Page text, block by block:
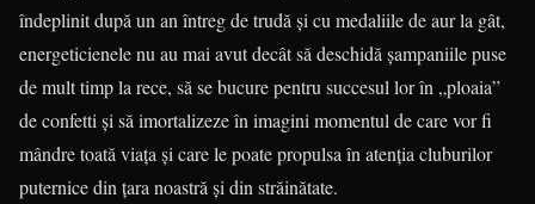
îndeplinit după un an întreg de trudă şi cu medaliile de aur la gât,
energeticienele nu au mai avut decât să deschidă şampaniile puse
de mult timp la rece, să se bucure pentru succesul lor în „ploaia”
de confetti şi să imortalizeze în imagini momentul de care vor fi
mândre toată viaţa şi care le poate propulsa în atenţia cluburilor
puternice din ţara noastră şi din străinătate.